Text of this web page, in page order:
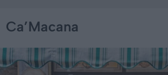
Ca’Macana